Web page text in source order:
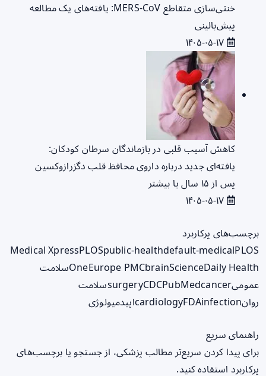
خنثی‌سازی متقاطع MERS-CoV: یافته‌های یک مطالعه
پیش‌بالینی
کاهش آسیب قلبی در بازماندگان سرطان کودکان:
یافته‌ای جدید درباره داروی محافظ قلب دگزرازوکسین
پس از ۱۵ سال یا بیشتر
برچسب‌های پرکاربرد
Medical XpressPLOSpublic-healthdefault-medicalPLOS
OneEurope PMCbrainScienceDaily Health
سلامت
عمومی
surgeryCDCPubMedcancer
سلامت
روان
cardiologyFDAinfection اپیدمیولوژی
راهنمای سریع
برای پیدا کردن سریع‌تر مطالب پزشکی، از جستجو یا برچسب‌های
پرکاربرد استفاده کنید.